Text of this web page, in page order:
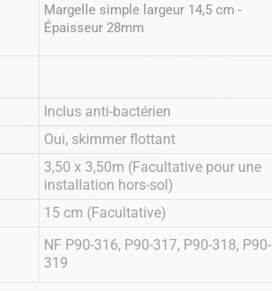
Margelle simple largeur 14,5 cm -
Épaisseur 28mm
Inclus anti-bactérien
Oui, skimmer flottant
3,50 x 3,50m (Facultative pour une
installation hors-sol)
15 cm (Facultative)
NF P90-316, P90-317, P90-318, P90-
319